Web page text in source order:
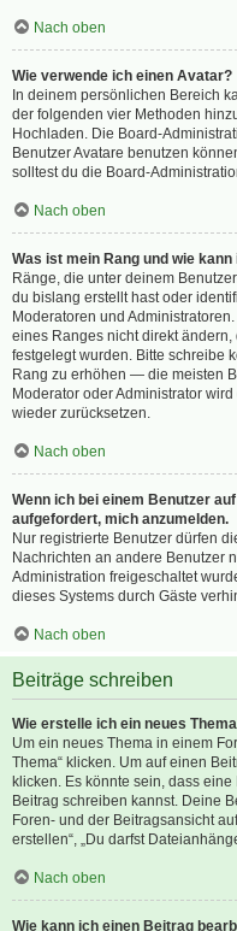
Nach oben
Wie verwende ich einen Avatar?
In deinem persönlichen Bereich
der folgenden vier Methoden
Hochladen. Die Board-
Benutzer Avatare benutzen
solltest du die Board-
Nach oben
Was ist mein Rang und wie
Ränge, die unter deinem
du bislang erstellt hast oder
Moderatoren und
eines Ranges nicht direkt
festgelegt wurden. Bitte schreibe
Rang zu erhöhen — die meisten
Moderator oder Administrator
wieder zurücksetzen.
Nach oben
Wenn ich bei einem Benutzer
aufgefordert, mich anzumelden.
Nur registrierte Benutzer dürfen
Nachrichten an andere Benutzer
Administration freigeschaltet
dieses Systems durch Gäste
Nach oben
Beiträge schreiben
Wie erstelle ich ein neues
Um ein neues Thema in einem
Thema“ klicken. Um auf einen
klicken. Es könnte sein, dass
Beitrag schreiben kannst. Deine
Foren- und der Beitragsansicht
erstellen“, „Du darfst
Nach oben
Wie kann ich einen Beitrag